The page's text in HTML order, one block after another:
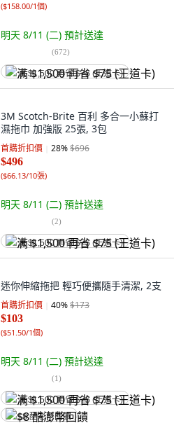
($158.00/1個)
明天 8/11 (二) 預計送達
(672)
满 $1,500 再省 $75 (王道卡)
3M Scotch-Brite 百利 多合一小蘇打
濕拖巾 加強版 25張, 3包
首購折扣價 28%$696
$496
($66.13/10張)
明天 8/11 (二) 預計送達
(2)
满 $1,500 再省 $75 (王道卡)
迷你伸縮拖把 輕巧便攜隨手清潔, 2支
首購折扣價 40%$173
$103
($51.50/1個)
明天 8/11 (二) 預計送達
(1)
满 $1,500 再省 $75 (王道卡)
$8 酷澎幣回饋